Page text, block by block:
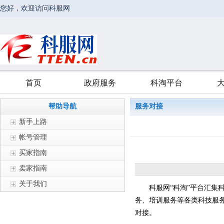
帮助导航
新手上路
帐号管理
买家指南
卖家指南
关于我们
服务对接
科服网“科淘”平台汇集科
务、培训服务等各类科技服
对接。